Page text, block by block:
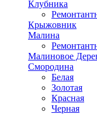
Клубника
Крыжовник
Малина
Малиновое
Смородина
Белая
Золотая
Красная
Черная